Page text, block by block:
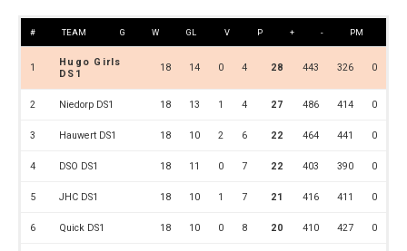
# TEAM G W GL V P + - PM
1
Hugo Girls
DS1
18 14 0 4 28 443 326 0
2 Niedorp DS1 18 13 1 4 27 486 414 0
3 Hauwert DS1 18 10 2 6 22 464 441 0
4 DSO DS1 18 11 0 7 22 403 390 0
5 JHC DS1 18 10 1 7 21 416 411 0
6 Quick DS1 18 10 0 8 20 410 427 0